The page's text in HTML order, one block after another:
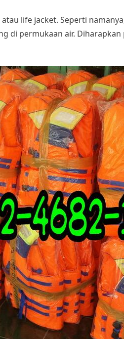
atau life jacket. Seperti
di permukaan air.